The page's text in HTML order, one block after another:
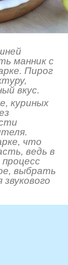
манник с
Пирог
вкус.
куриных
что
ведь в
выбрать